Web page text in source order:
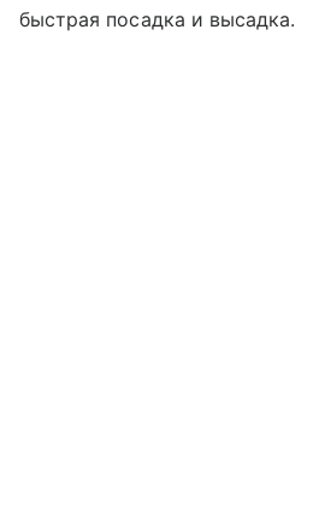
быстрая посадка и высадка.